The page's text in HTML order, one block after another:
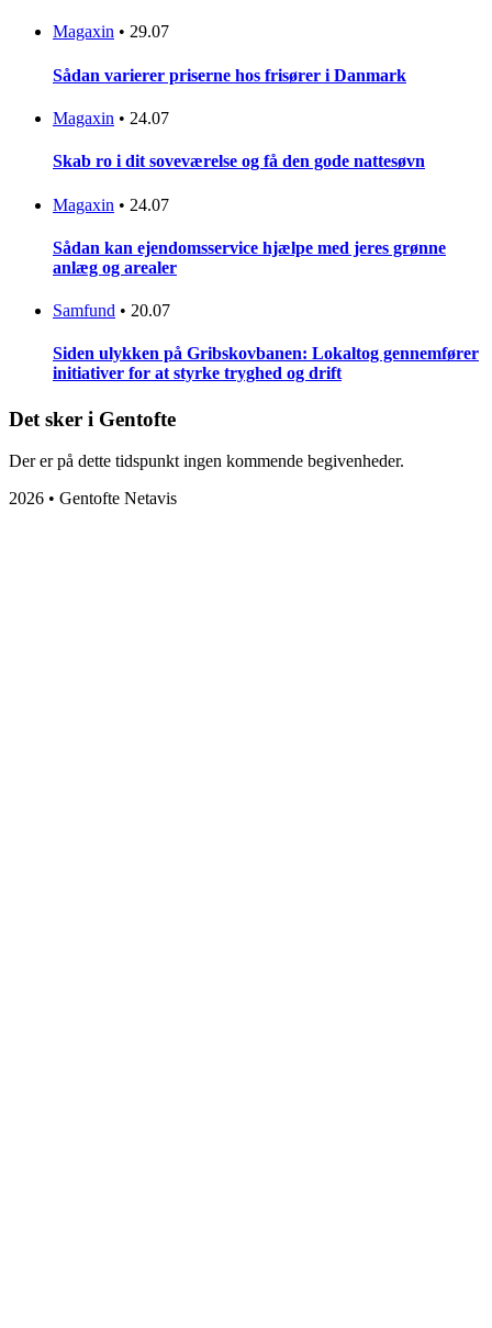
Magaxin • 29.07
Sådan varierer priserne hos frisører i Danmark
Magaxin • 24.07
Skab ro i dit soveværelse og få den gode nattesøvn
Magaxin • 24.07
Sådan kan ejendomsservice hjælpe med jeres grønne
anlæg og arealer
Samfund • 20.07
Siden ulykken på Gribskovbanen: Lokaltog gennemfører
initiativer for at styrke tryghed og drift
Det sker i Gentofte
Der er på dette tidspunkt ingen kommende begivenheder.
2026 • Gentofte Netavis